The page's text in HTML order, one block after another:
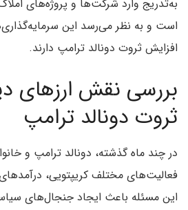
به‌تدریج وارد شرکت‌ها و پروژه‌های
است و به‌ نظر می‌رسد این
افزایش ثروت دونالد ترامپ دارند.
بررسی نقش ارزهای
ثروت دونالد ترامپ
در چند ماه گذشته، دونالد ترامپ و
فعالیت‌های مختلف کریپتویی،
این مسئله باعث ایجاد جنجال‌های